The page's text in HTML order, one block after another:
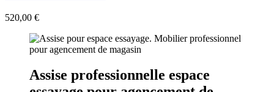
520,00 €
Assise professionnelle espace